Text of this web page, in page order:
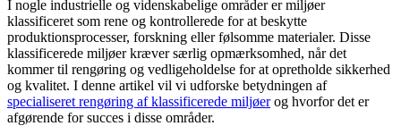
I nogle industrielle og videnskabelige områder er miljøer
klassificeret som rene og kontrollerede for at beskytte
produktionsprocesser, forskning eller følsomme materialer. Disse
klassificerede miljøer kræver særlig opmærksomhed, når det
kommer til rengøring og vedligeholdelse for at opretholde sikkerhed
og kvalitet. I denne artikel vil vi udforske betydningen af
specialiseret rengøring af klassificerede miljøerog hvorfor det er
afgørende for succes i disse områder.